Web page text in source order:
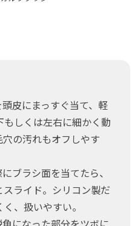
皮にまっすぐ当て、軽
しくは左右に細かく動
の汚れもオフしやす
ブラシ面を当てたら、
ライド。シリコン製だ
、扱いやすい。